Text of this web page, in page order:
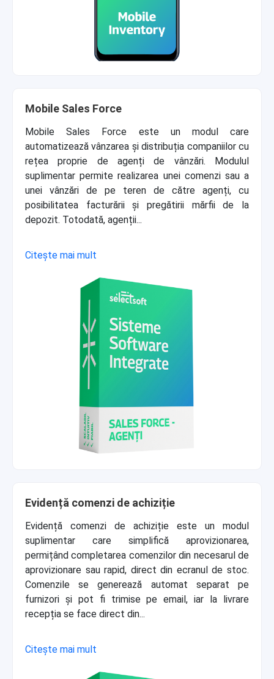
Mobile Sales Force
Mobile Sales Force este un modul care
automatizează vânzarea și distribuția companiilor cu
rețea proprie de agenți de vânzări. Modulul
suplimentar permite realizarea unei comenzi sau a
unei vânzări de pe teren de către agenți, cu
posibilitatea facturării și pregătirii mărfii de la
depozit. Totodată, agenții...
Citește mai mult
Evidență comenzi de achiziție
Evidență comenzi de achiziție este un modul
suplimentar care simplifică aprovizionarea,
permițând completarea comenzilor din necesarul de
aprovizionare sau rapid, direct din ecranul de stoc.
Comenzile se generează automat separat pe
furnizori și pot fi trimise pe email, iar la livrare
recepția se face direct din...
Citește mai mult